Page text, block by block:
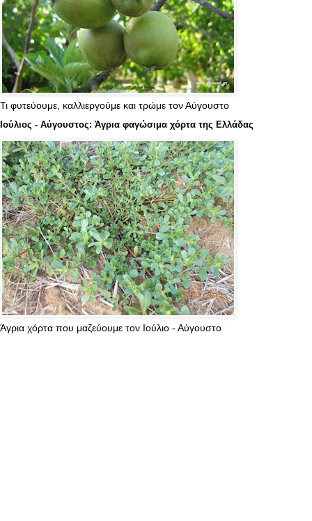
Τι φυτεύουμε, καλλιεργούμε και τρώμε τον Αύγουστο
Ιούλιος - Αύγουστος: Άγρια φαγώσιμα χόρτα της Ελλάδας
Άγρια χόρτα που μαζεύουμε τον Ιούλιο - Αύγουστο